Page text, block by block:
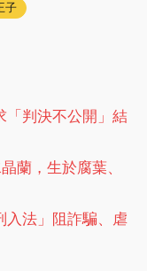
子
「判決不公開」結
蘭，生於腐葉、
入法」阻詐騙、虐